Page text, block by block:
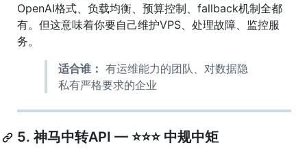
OpenAI格式、负载均衡、预算控制、fallback机制全都
有。但这意味着你要自己维护VPS、处理故障、监控服
务。
适合谁： 有运维能力的团队、对数据隐
私有严格要求的企业
5. 神马中转API — ⭐⭐⭐ 中规中矩